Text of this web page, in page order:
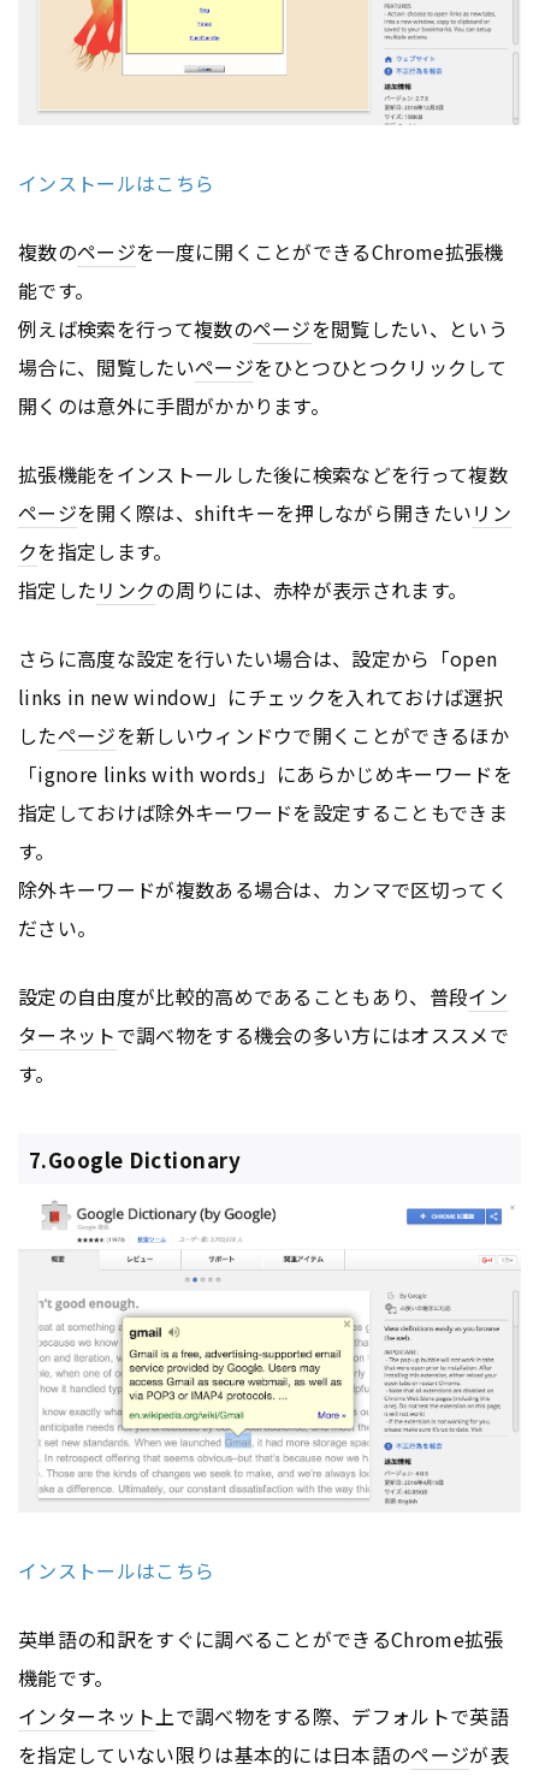
インストールはこちら
複数のページを一度に開くことができるChrome拡張機
能です。
例えば検索を行って複数のページを閲覧したい、という
場合に、閲覧したいページをひとつひとつクリックして
開くのは意外に手間がかかります。
拡張機能をインストールした後に検索などを行って複数
ページを開く際は、shiftキーを押しながら開きたいリン
クを指定します。
指定したリンクの周りには、赤枠が表示されます。
さらに高度な設定を行いたい場合は、設定から「open
links in new window」にチェックを入れておけば選択
したページを新しいウィンドウで開くことができるほか
「ignore links with words」にあらかじめキーワードを
指定しておけば除外キーワードを設定することもできま
す。
除外キーワードが複数ある場合は、カンマで区切ってく
ださい。
設定の自由度が比較的高めであることもあり、普段イン
ターネットで調べ物をする機会の多い方にはオススメで
す。
7.Google Dictionary
インストールはこちら
英単語の和訳をすぐに調べることができるChrome拡張
機能です。
インターネット上で調べ物をする際、デフォルトで英語
を指定していない限りは基本的には日本語のページが表